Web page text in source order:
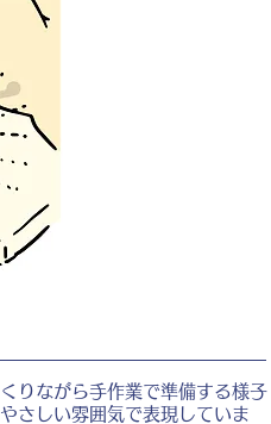
りながら手作業で準備する様子
さしい雰囲気で表現していま